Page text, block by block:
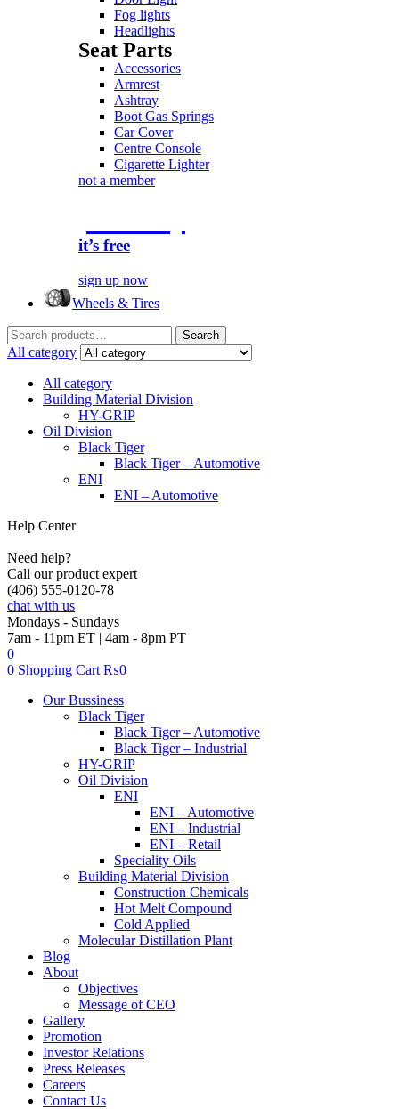
Fog lights
Headlights
Seat Parts
Accessories
Armrest
Ashtray
Boot Gas Springs
Car Cover
Centre Console
Cigarette Lighter
not a member
it’s free
sign up now
Wheels & Tires
Search
for:
Search
All category
All category
Building Material Division
HY-GRIP
Oil Division
Black Tiger
Black Tiger – Automotive
ENI
ENI – Automotive
Help Center
Need help?
Call our product expert
(406) 555-0120-78
chat with us
Mondays - Sundays
7am - 11pm ET | 4am - 8pm PT
0
0 Shopping Cart ₨0
Our Bussiness
Black Tiger
Black Tiger – Automotive
Black Tiger – Industrial
HY-GRIP
Oil Division
ENI
ENI – Automotive
ENI – Industrial
ENI – Retail
Speciality Oils
Building Material Division
Construction Chemicals
Hot Melt Compound
Cold Applied
Molecular Distillation Plant
Blog
About
Objectives
Message of CEO
Gallery
Promotion
Investor Relations
Press Releases
Careers
Contact Us